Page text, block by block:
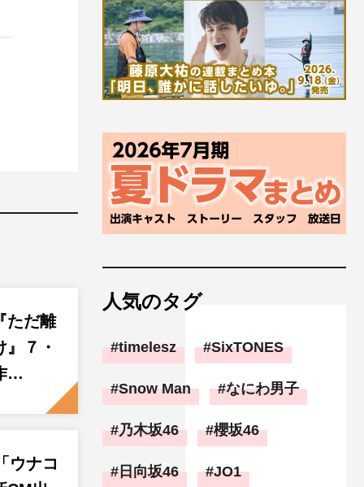
ただ離
７・
…
ウナコ
人気のタグ
timelesz SixTONES
Snow Man なにわ男子
乃木坂46 櫻坂46
日向坂46 JO1